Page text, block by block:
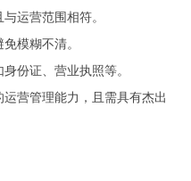
运营范围相符。
模糊不清。
份证、营业执照等。
营管理能力，且需具有杰出